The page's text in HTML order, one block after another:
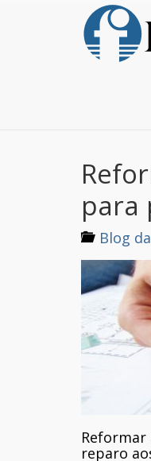
para
Blog
Reformar
reparo